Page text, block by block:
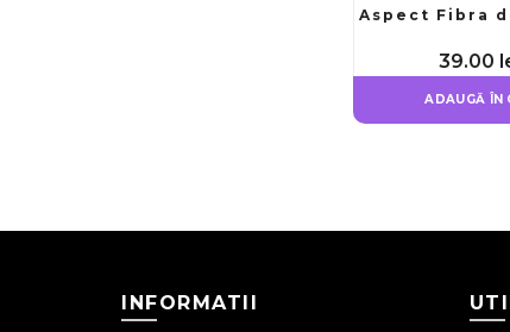
Aspect Fibra
39.00
ADAUGĂ ÎN
INFORMATII